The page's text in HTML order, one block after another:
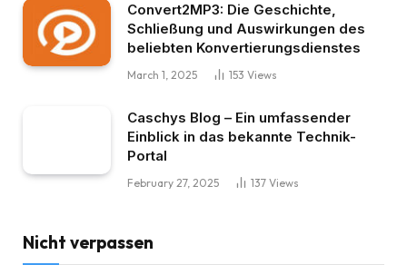
Convert2MP3: Die Geschichte,
Schließung und Auswirkungen des
beliebten Konvertierungsdienstes
March 1, 2025 153 Views
Caschys Blog – Ein umfassender
Einblick in das bekannte Technik-
Portal
February 27, 2025 137 Views
Nicht verpassen